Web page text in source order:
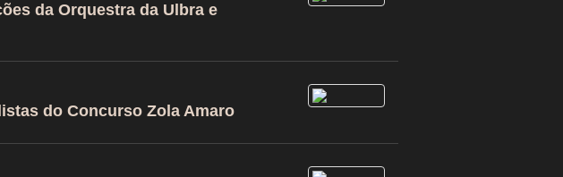
da Orquestra da Ulbra e
do Concurso Zola Amaro